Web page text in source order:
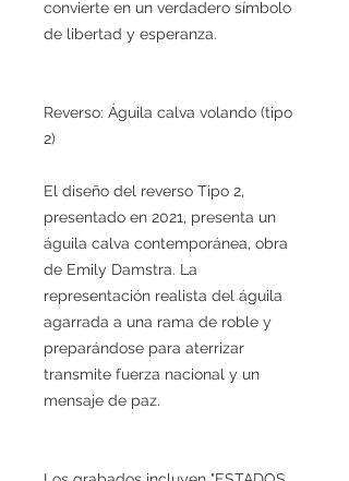
convierte en un verdadero símbolo
de libertad y esperanza.
Reverso: Águila calva volando (tipo
2)
El diseño del reverso Tipo 2,
presentado en 2021, presenta un
águila calva contemporánea, obra
de Emily Damstra. La
representación realista del águila
agarrada a una rama de roble y
preparándose para aterrizar
transmite fuerza nacional y un
mensaje de paz.